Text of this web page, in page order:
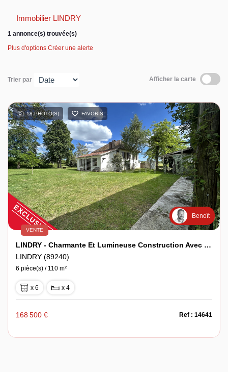
Syndic
Espace client
Immobilier LINDRY
1 annonce(s) trouvée(s)
Plus d'options Créer une alerte
Trier par Afficher la carte
18 PHOTO(S) FAVORIS
Benoît
VENTE
LINDRY - Charmante Et Lumineuse Construction Avec Dépendances Anciennes
LINDRY (89240)
6 pièce(s) / 110 m²
x 6 x 4
168 500 € Ref : 14641